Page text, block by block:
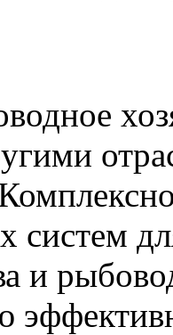
систем
и